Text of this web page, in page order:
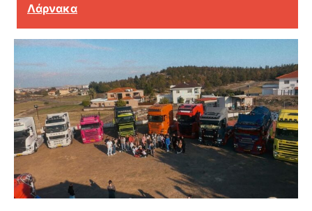
Λάρνακα